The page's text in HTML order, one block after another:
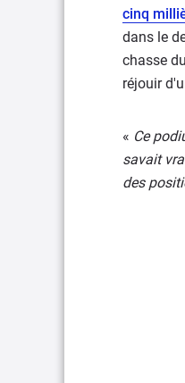
cinq
dans le
chasse
réjouir
« Ce
savait
des